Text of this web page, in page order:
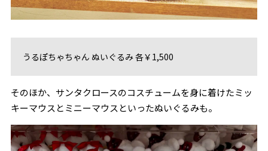
うるぽちゃちゃん ぬいぐるみ 各￥1,500
そのほか、サンタクロースのコスチュームを身に着けたミッ
キーマウスとミニーマウスといったぬいぐるみも。